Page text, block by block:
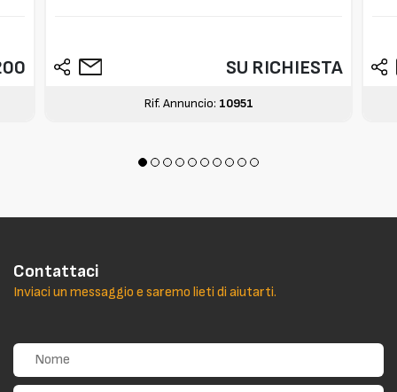
SU RICHIESTA
Rif. Annuncio: 10951
Contattaci
Inviaci un messaggio e saremo lieti di aiutarti.